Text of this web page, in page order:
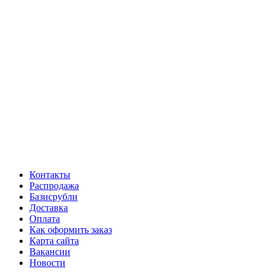
Контакты
Распродажа
Базисрубли
Доставка
Оплата
Как оформить заказ
Карта сайта
Вакансии
Новости